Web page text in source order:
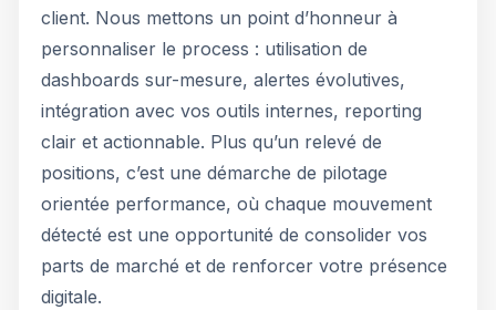
client. Nous mettons un point d’honneur à
personnaliser le process : utilisation de
dashboards sur-mesure, alertes évolutives,
intégration avec vos outils internes, reporting
clair et actionnable. Plus qu’un relevé de
positions, c’est une démarche de pilotage
orientée performance, où chaque mouvement
détecté est une opportunité de consolider vos
parts de marché et de renforcer votre présence
digitale.